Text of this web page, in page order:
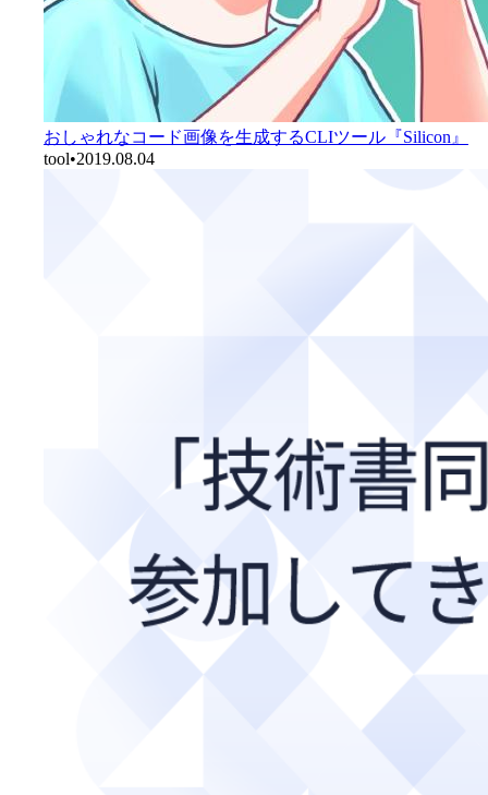
おしゃれなコード画像を生成するCLIツール『Silicon』
tool•2019.08.04